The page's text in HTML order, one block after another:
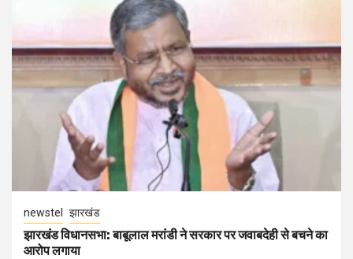
newstel झारखंड
झारखंड विधानसभा: बाबूलाल मरांडी ने सरकार पर जवाबदेही से बचने का
आरोप लगाया